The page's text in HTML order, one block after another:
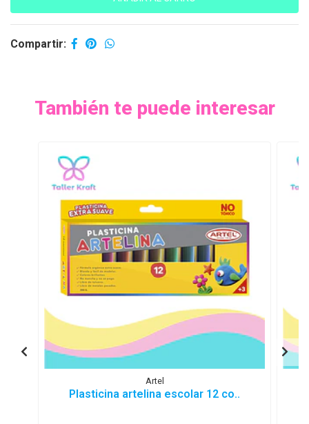
Compartir:
También te puede interesar
Artel
Plasticina artelina escolar 12 co..